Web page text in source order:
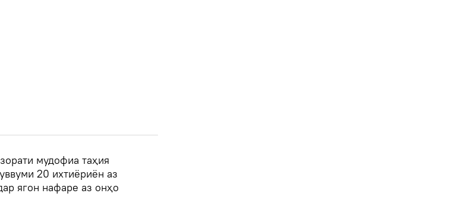
мудофиа таҳия
20 ихтиёриён аз
ягон нафаре аз онҳо